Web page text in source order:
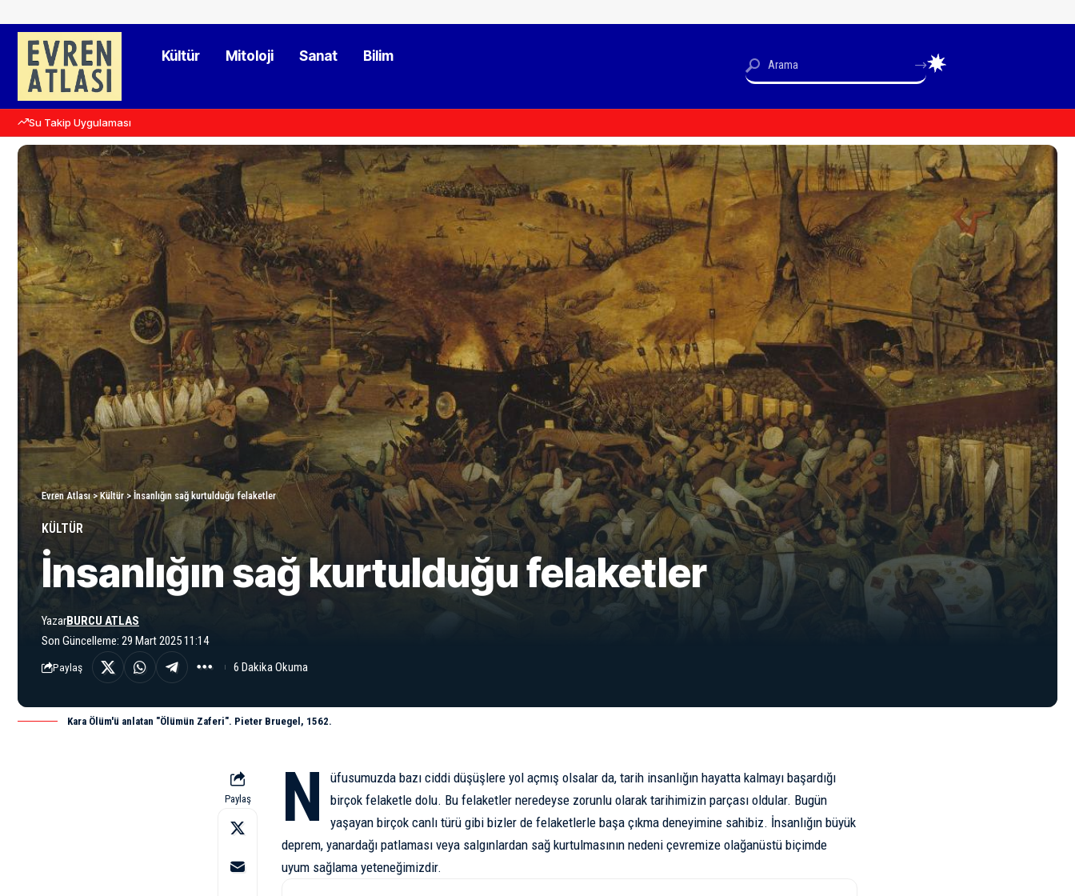
Kültür Mitoloji Sanat Bilim
Su Takip Uygulaması
Evren Atlası>Kültür>İnsanlığın sağ kurtulduğu felaketler
KÜLTÜR
İnsanlığın sağ kurtulduğu felaketler
Son Güncelleme: 29 Mart 2025 11:14
YazarBURCU ATLAS
Paylaş 6 Dakika Okuma
Kara Ölüm'ü anlatan "Ölümün Zaferi". Pieter Bruegel, 1562.
Paylaş N
üfusumuzda bazı ciddi düşüşlere yol açmış olsalar da, tarih insanlığın hayatta kalmayı başardığı
birçok felaketle dolu. Bu felaketler neredeyse zorunlu olarak tarihimizin parçası oldular. Bugün
yaşayan birçok canlı türü gibi bizler de felaketlerle başa çıkma deneyimine sahibiz. İnsanlığın büyük
deprem, yanardağı patlaması veya salgınlardan sağ kurtulmasının nedeni çevremize olağanüstü biçimde
uyum sağlama yeteneğimizdir.